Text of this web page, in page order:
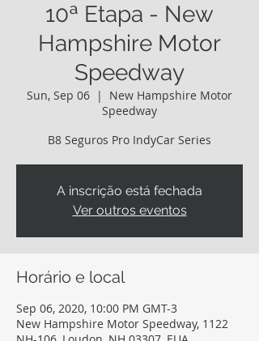
10ª Etapa - New
Hampshire Motor
Speedway
Sun, Sep 06
  |
New Hampshire Motor
Speedway
B8 Seguros Pro IndyCar Series
A inscrição está fechada
Ver outros eventos
Horário e local
Sep 06, 2020, 10:00 PM GMT-3
New Hampshire Motor Speedway, 1122